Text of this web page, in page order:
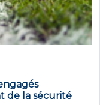
de la sécurité